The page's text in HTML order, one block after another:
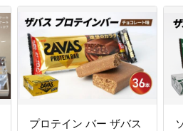
プロテイン バー ザバス